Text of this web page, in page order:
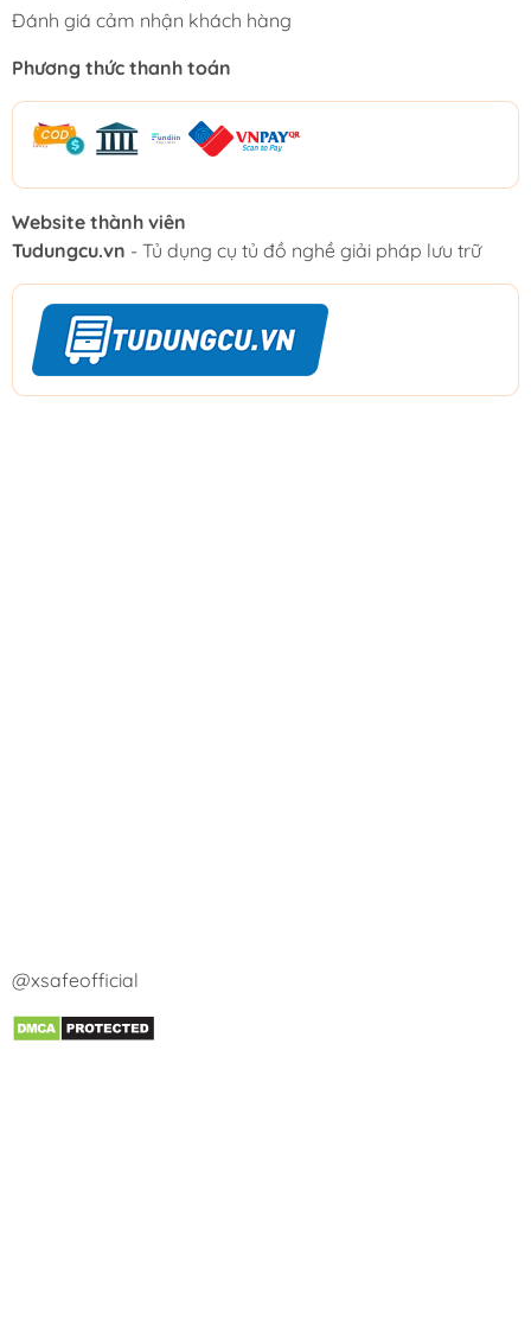
Đánh giá cảm nhận khách hàng
Phương thức thanh toán
Website thành viên
Tudungcu.vn - Tủ dụng cụ tủ đồ nghề giải pháp lưu trữ
@xsafeofficial